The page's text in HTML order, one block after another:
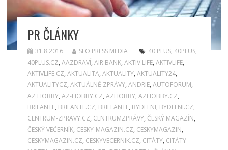
PR ČLÁNKY
31.8.2016 SEO PRESS MEDIA 40 PLUS, 40PLUS,
40PLUS.CZ, AAZDRAVÍ, AIR BANK, AKTIV LIFE, AKTIVLIFE,
AKTIVLIFE.CZ, AKTUALITA, AKTUALITY, AKTUALITY24,
AKTUALITYCZ, AKTUÁLNĚ ZPRÁVY, ANDRIE, AUTOFORUM,
AZ HOBBY, AZ-HOBBY.CZ, AZHOBBY, AZHOBBY.CZ,
BRILANTE, BRILANTE.CZ, BRILLANTE, BYDLENI, BYDLENI.CZ,
CENTRUM-ZPRAVY.CZ, CENTRUMZPRÁVY, ČESKÝ MAGAZÍN,
ČESKÝ VEĆERNÍK, CESKY-MAGAZIN.CZ, CESKYMAGAZIN,
CESKYMAGAZIN.CZ, CESKYVECERNIK.CZ, CITÁTY, CITÁTY